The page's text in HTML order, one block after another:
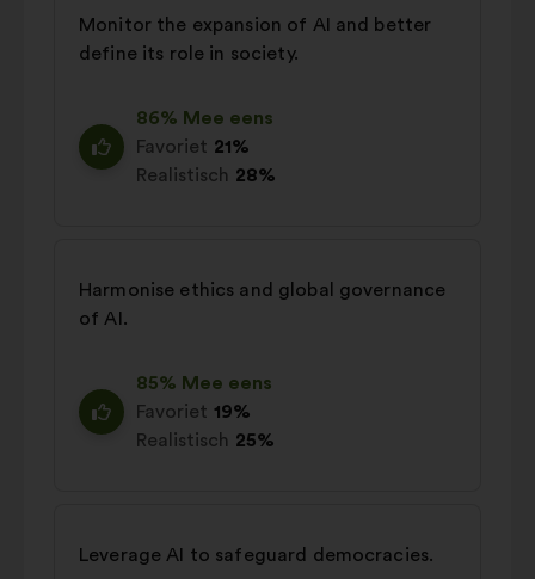
Monitor the expansion of AI and better
define its role in society.
86% Mee eens
Favoriet 21%
Realistisch 28%
Harmonise ethics and global governance
of AI.
85% Mee eens
Favoriet 19%
Realistisch 25%
Leverage AI to safeguard democracies.